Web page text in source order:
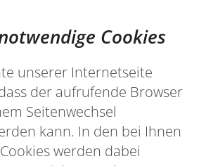
Cookies
unserer Internetseite
der aufrufende Browser
Seitenwechsel
kann. In den bei Ihnen
werden dabei